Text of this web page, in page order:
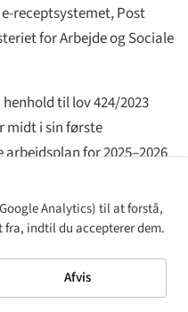
receptsystemet, Post
for Arbejde og Sociale
til lov 424/2023
midt i sin første
for 2025–2026
tilgængelighed af e-
og e-bogslæsere. Den
forventes i
Analytics) til at forstå,
fra, indtil du accepterer dem.
Afvis